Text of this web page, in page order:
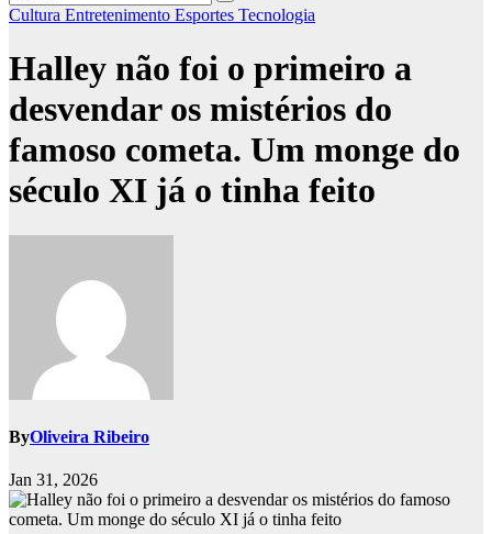
Cultura Entretenimento Esportes Tecnologia
Halley não foi o primeiro a
desvendar os mistérios do
famoso cometa. Um monge do
século XI já o tinha feito
ByOliveira Ribeiro
Jan 31, 2026